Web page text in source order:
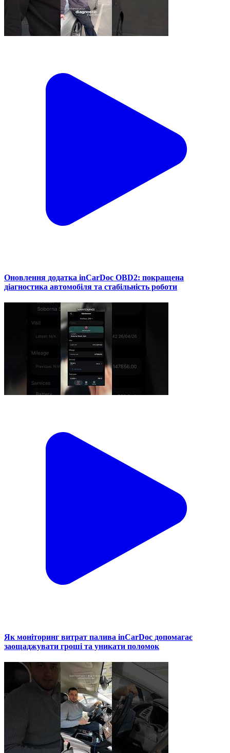
Оновлення додатка inCarDoc OBD2: покращена
діагностика автомобіля та стабільність роботи
Як моніторинг витрат палива inCarDoc допомагає
заощаджувати гроші та уникати поломок